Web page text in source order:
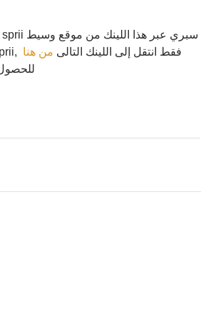
مصر,لا تشتري المُنتج بسعر كامل- لقد حصلت لك على خصم من Sprii, فقط انتقل إلى اللينك التالى من هنا